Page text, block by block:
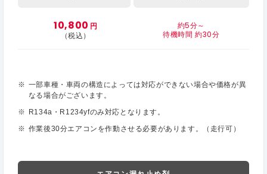
10,800 円
（税込）
約5分～
待機時間 約30分
一部車種・車両の構造によっては対応ができない場合や価格が異
なる場合がございます。
R134a・R1234yfのみ対応となります。
作業後30分エアコンを作動させる必要があります。（走行可）